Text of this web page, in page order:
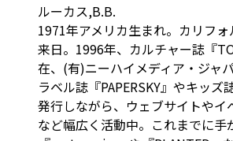
ルーカス,B.B.
1971年アメリカ生まれ。カリフォ
来日。1996年、カルチャー誌『
在、(有)ニーハイメディア・ジャ
ラベル誌『PAPERSKY』やキッ
発行しながら、ウェブサイトやイ
など幅広く活動中。これまでに手